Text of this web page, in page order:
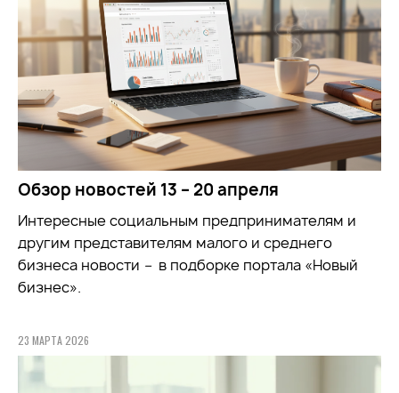
Обзор новостей 13 – 20 апреля
Интересные социальным предпринимателям и
другим представителям малого и среднего
бизнеса новости – в подборке портала «Новый
бизнес».
23 МАРТА 2026